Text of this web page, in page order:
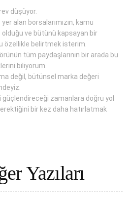
düşüyor.
alan borsalarımızın, kamu
ve bütünü kapsayan bir
özellikle belirtmek isterim.
tüm paydaşlarının bir arada bu
biliyorum.
değil, bütünsel marka değeri
güçlendireceği zamanlara doğru yol
bir kez daha hatırlatmak
Yazıları